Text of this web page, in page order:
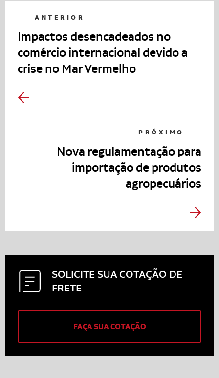
ANTERIOR
Impactos desencadeados no
comércio internacional devido a
crise no Mar Vermelho
PRÓXIMO
Nova regulamentação para
importação de produtos
agropecuários
SOLICITE SUACOTAÇÃO DE
FRETE
FAÇA SUA COTAÇÃO